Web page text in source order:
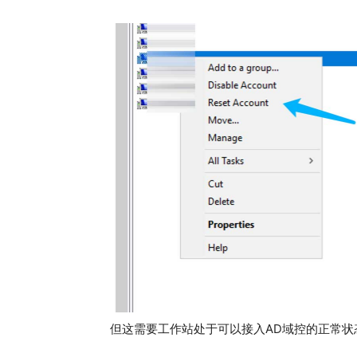
但这需要工作站处于可以接入AD域控的正常